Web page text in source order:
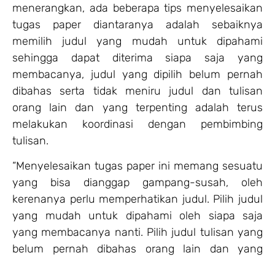
menerangkan, ada beberapa tips menyelesaikan
tugas paper diantaranya adalah sebaiknya
memilih judul yang mudah untuk dipahami
sehingga dapat diterima siapa saja yang
membacanya, judul yang dipilih belum pernah
dibahas serta tidak meniru judul dan tulisan
orang lain dan yang terpenting adalah terus
melakukan koordinasi dengan pembimbing
tulisan.
“Menyelesaikan tugas paper ini memang sesuatu
yang bisa dianggap gampang-susah, oleh
kerenanya perlu memperhatikan judul. Pilih judul
yang mudah untuk dipahami oleh siapa saja
yang membacanya nanti. Pilih judul tulisan yang
belum pernah dibahas orang lain dan yang